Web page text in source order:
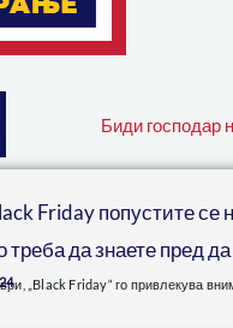
Биди господар
Friday попустите се
треба да знаете пред
„Black Friday“ го привлекува